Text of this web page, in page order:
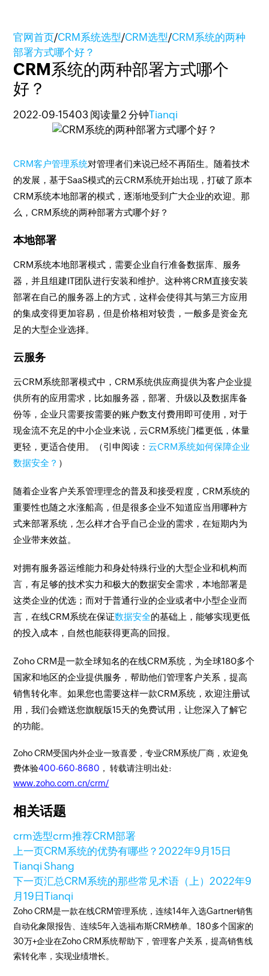
官网首页/CRM系统选型/CRM选型/CRM系统的两种
部署方式哪个好？
CRM系统的两种部署方式哪个
好？
2022-09-15403 阅读量2 分钟Tianqi
CRM客户管理系统对管理者们来说已经不再陌生。随着技术
的发展，基于SaaS模式的云CRM系统开始出现，打破了原本
CRM系统本地部署的模式，逐渐地受到广大企业的欢迎。那
么，CRM系统的两种部署方式哪个好？
本地部署
CRM系统本地部署模式，需要企业自行准备数据库、服务
器，并且组建IT团队进行安装和维护。这种将CRM直接安装
部署在自己的服务器上的方式，这样会使得其与第三方应用
的集成变得更加容易，但是价格相对较贵，一般多是资金充
足的大型企业选择。
云服务
云CRM系统部署模式中，CRM系统供应商提供为客户企业提
供所有的应用需求，比如服务器，部署、升级以及数据库备
份等，企业只需要按需要的账户数支付费用即可使用，对于
现金流不充足的中小企业来说，云CRM系统门槛更低，体量
更轻，更适合使用。（引申阅读：云CRM系统如何保障企业
数据安全？ ）
随着企业客户关系管理理念的普及和接受程度，CRM系统的
重要性也随之水涨船高，但是很多企业不知道应当用哪种方
式来部署系统，怎么样才合乎自己企业的需求，在短期内为
企业带来效益。
对拥有服务器运维能力和身处特殊行业的大型企业和机构而
言，有足够的技术实力和极大的数据安全需求，本地部署是
这类企业的优选；而对于普通行业的企业或者中小型企业而
言，在线CRM系统在保证数据安全的基础上，能够实现更低
的投入成本，自然也能获得更高的回报。
Zoho CRM是一款全球知名的在线CRM系统，为全球180多个
国家和地区的企业提供服务，帮助他们管理客户关系，提高
销售转化率。如果您也需要这样一款CRM系统，欢迎注册试
用，我们会赠送您旗舰版15天的免费试用，让您深入了解它
的功能。
Zoho CRM受国内外企业一致喜爱，专业CRM系统厂商，欢迎免
费体验400-660-8680 ， 转载请注明出处:
www.zoho.com.cn/crm/
相关话题
crm选型crm推荐CRM部署
上一页CRM系统的优势有哪些？2022年9月15日
Tianqi Shang
下一页汇总CRM系统的那些常见术语（上）2022年9
月19日Tianqi
Zoho CRM是一款在线CRM管理系统，连续14年入选Gartner销售
自动化象限报告、连续5年入选福布斯CRM榜单。180多个国家的
30万+企业在Zoho CRM系统帮助下，管理客户关系，提高销售线
索转化率，实现业绩增长。